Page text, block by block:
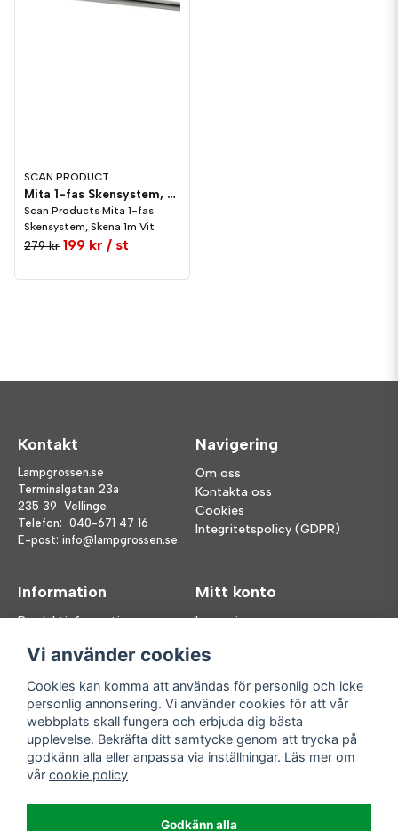
SCAN PRODUCT
Mita 1-fas Skensystem, Skena 1m Vit
Scan Products Mita 1-fas
Skensystem, Skena 1m Vit
279 kr 199 kr / st
Kontakt
Lampgrossen.se
Terminalgatan 23a
235 39 Vellinge
Telefon: 040-671 47 16
E-post: info@lampgrossen.se
Navigering
Om oss
Kontakta oss
Cookies
Integritetspolicy (GDPR)
Information
Produktinformation
FAQ
Mitt konto
Logga in
Glömt lösenord?
Följ oss
Facebook
Instagram
Handla enkelt
Enkla leveranser
Vi använder cookies
Cookies kan komma att användas för personlig och icke
personlig annonsering. Vi använder cookies för att vår
webbplats skall fungera och erbjuda dig bästa
upplevelse. Bekräfta ditt samtycke genom att trycka på
godkänn alla eller anpassa via inställningar. Läs mer om
vår cookie policy
Godkänn alla